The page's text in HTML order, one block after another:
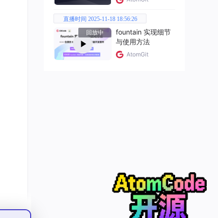
直播时间 2025-11-18 18:56:26
回放中
fountain 实现细节
与使用方法
AtomGit